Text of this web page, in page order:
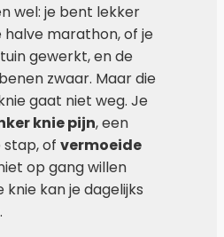
wel: je bent lekker
marathon, of je
gewerkt, en de
zwaar. Maar die
gaat niet weg. Je
knie pijn, een
stap, of vermoeide
op gang willen
kan je dagelijks